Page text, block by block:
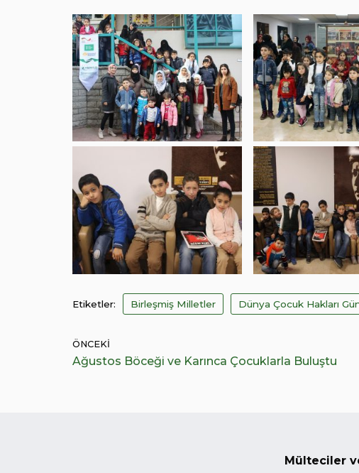
Etiketler: Birleşmiş Milletler Dünya Çocuk Hakları
ÖNCEKI
Ağustos Böceği ve Karınca Çocuklarla Buluştu
Mülteciler